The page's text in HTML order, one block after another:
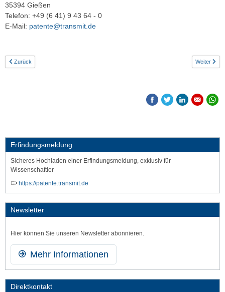
Erfindungsmeldung
Sicheres Hochladen einer Erfindungsmeldung, exklusiv für
Wissenschaftler
https://patente.transmit.de
Newsletter
Hier können Sie unseren Newsletter abonnieren.
Mehr Informationen
Direktkontakt
35394 Gießen
Telefon: +49 (6 41) 9 43 64 - 0
E-Mail: patente@transmit.de
Zurück Weiter